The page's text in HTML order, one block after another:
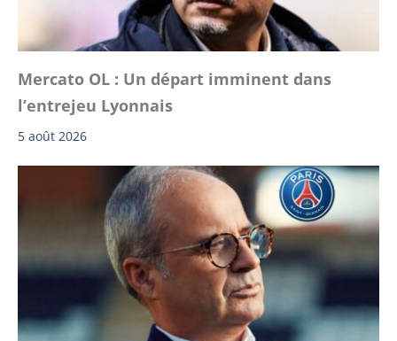
Mercato OL : Un départ imminent dans
l’entrejeu Lyonnais
5 août 2026